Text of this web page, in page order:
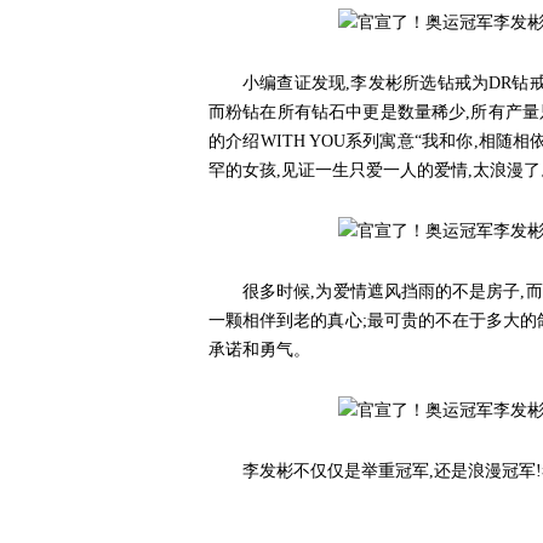
小编查证发现,李发彬所选钻戒为DR钻
而粉钻在所有钻石中更是数量稀少,所有产
的介绍WITH YOU系列寓意“我和你,相随相
罕的女孩,见证一生只爱一人的爱情,太浪漫
很多时候,为爱情遮风挡雨的不是房子,
一颗相伴到老的真心;最可贵的不在于多大
承诺和勇气。
李发彬不仅仅是举重冠军,还是浪漫冠